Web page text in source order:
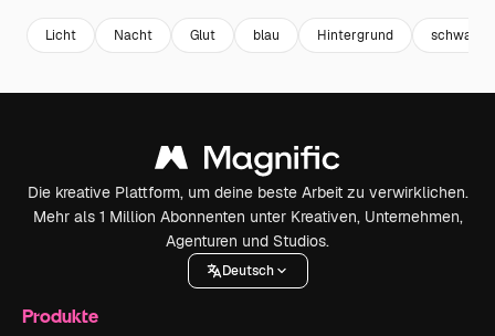
Licht Nacht Glut blau Hintergrund schwarz
Die kreative Plattform, um deine beste Arbeit zu verwirklichen.
Mehr als 1 Million Abonnenten unter Kreativen, Unternehmen,
Agenturen und Studios.
Deutsch
Produkte